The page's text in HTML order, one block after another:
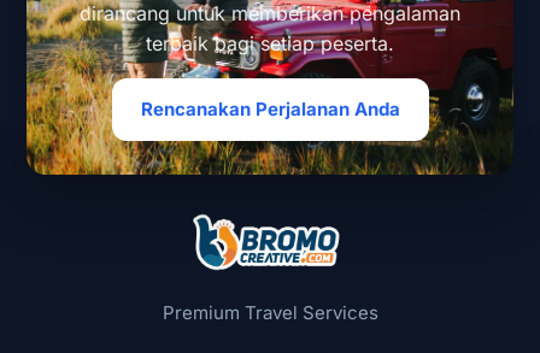
dirancang untuk memberikan pengalaman
terbaik bagi setiap peserta.
Rencanakan Perjalanan Anda
Premium Travel Services